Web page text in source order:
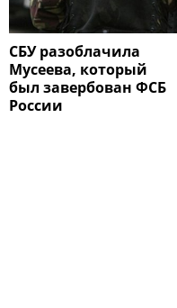
СБУ разоблачила
Мусеева, который
был завербован ФСБ
России